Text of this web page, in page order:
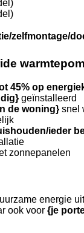
zelfmontage/
45% op
geïnstalleerd
de woning} snel
ieder
zonnepanelen
energie
ook voor {je